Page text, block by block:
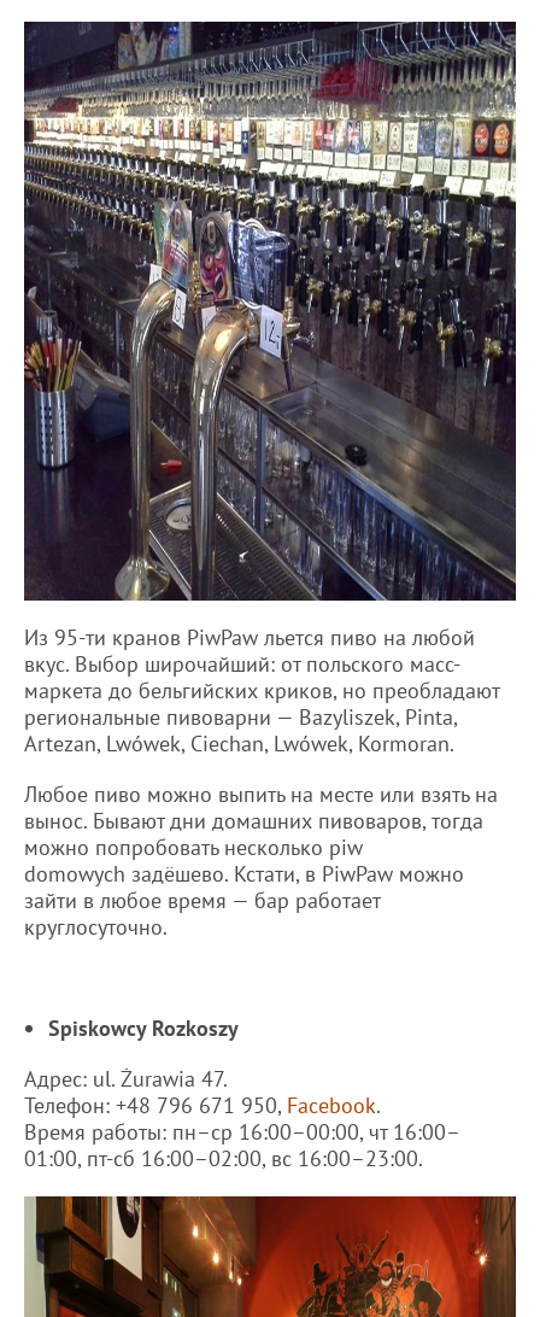
Из 95-ти кранов PiwPaw льется пиво на любой
вкус. Выбор широчайший: от польского масс-
маркета до бельгийских криков, но преобладают
региональные пивоварни — Bazyliszek, Pinta,
Artezan, Lwówek, Ciechan, Lwówek, Kormoran.
Любое пиво можно выпить на месте или взять на
вынос. Бывают дни домашних пивоваров, тогда
можно попробовать несколько piw
domowych задёшево. Кстати, в PiwPaw можно
зайти в любое время — бар работает
круглосуточно.
Spiskowcy Rozkoszy
Адрес: ul. Żurawia 47.
Телефон: +48 796 671 950, Facebook.
Время работы: пн–ср 16:00–00:00, чт 16:00–
01:00, пт-сб 16:00–02:00, вс 16:00–23:00.